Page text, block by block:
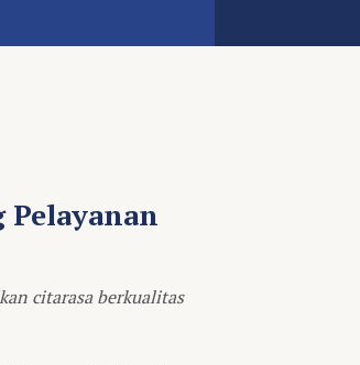
Pelayanan
citarasa berkualitas